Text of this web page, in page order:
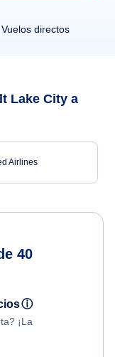
Vuelos directos
Lake City a
Airlines
40
ⓘ
¡La